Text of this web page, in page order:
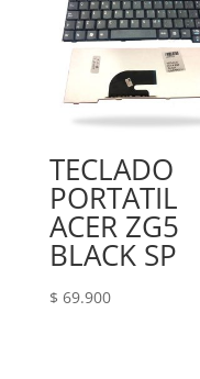
TECLADO
PORTATIL
ACER ZG5
BLACK SP
$ 69.900